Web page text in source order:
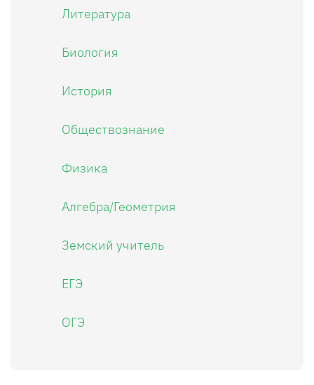
Литература
Биология
История
Обществознание
Физика
Алгебра/Геометрия
Земский учитель
ЕГЭ
ОГЭ